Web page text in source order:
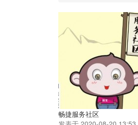
畅捷服务社区